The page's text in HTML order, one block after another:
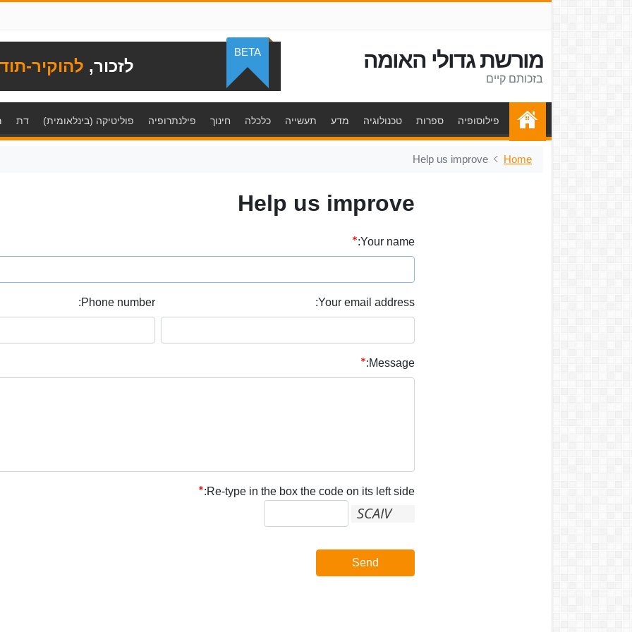
מורשת גדולי האומה
בזכותם קיים
לזכור, להוקיר-
BETA
פילוסופיה ספרות טכנולוגיה מדע תעשייה כלכלה חינוך פילנתרופיה פוליטיקה (בינלאומית) דת
Home
Help us improve
Help us improve
Your name:
Your email address:
Phone number:
Message:
Re-type in the box the code on its left side:
Send